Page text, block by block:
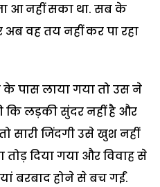
आ नहीं सका था. सब के
वह तय नहीं कर पा रहा
पास लाया गया तो उस ने
कि लड़की सुंदर नहीं है और
सारी जिंदगी उसे खुश नहीं
तोड़ दिया गया और विवाह से
बरबाद होने से बच गईं.